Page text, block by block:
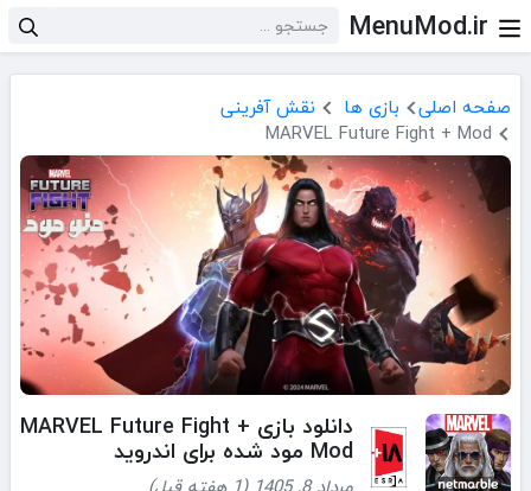
MenuMod.ir
صفحه اصلی بازی ها
نقش آفرینی
MARVEL Future Fight + Mod
دانلود بازی MARVEL Future Fight +
Mod مود شده برای اندروید